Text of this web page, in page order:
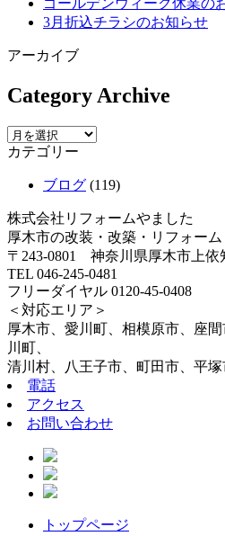
3月折込チラシのお知らせ
アーカイブ
Category Archive
カテゴリー
ブログ (119)
株式会社リフォームやました
厚木市の改装・改築・リフォー
〒243-0801 神奈川県厚木市上依
TEL 046-245-0481
フリーダイヤル 0120-45-0408
＜対応エリア＞
厚木市、愛川町、相模原市、座
川町、
清川村、八王子市、町田市、平
電話
アクセス
お問い合わせ
トップページ